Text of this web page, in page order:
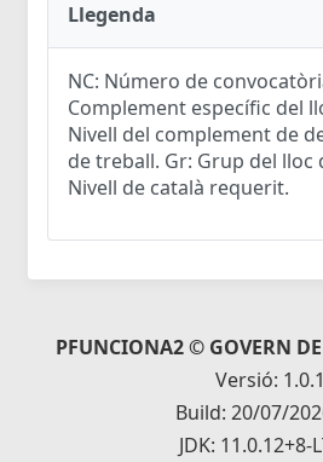
Llegenda
NC: Número de
Complement específic del
Nivell del complement de
de treball. Gr: Grup del lloc
Nivell de català requerit.
PFUNCIONA2 © GOVERN
Versió:
Build: 20/07/
JDK: 11.0.12+8-